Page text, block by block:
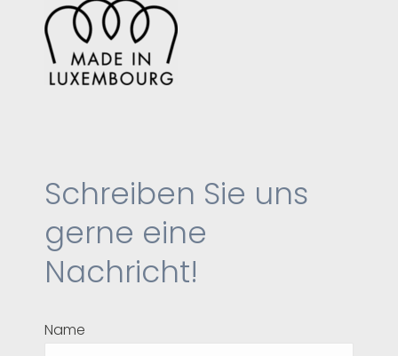
Schreiben Sie uns
gerne eine
Nachricht!
Name